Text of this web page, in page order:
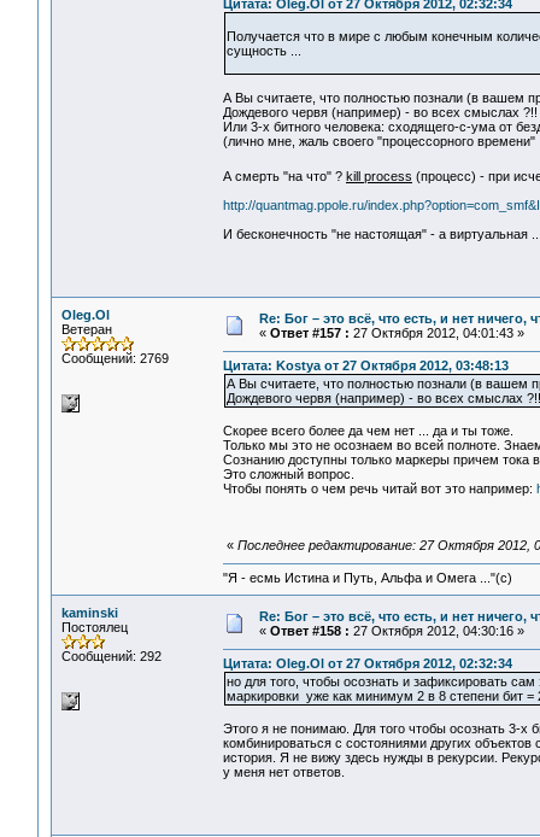
Цитата: Oleg.Ol от 27 Октября 2012, 02:32:34
Получается что в мире с любым конечным
сущность ...
А Вы считаете, что полностью познали (в вашем
Дождевого червя (например) - во всех смыслах ?!!
Или 3-х битного человека: cходящего-с-ума от
(лично мне, жаль своего "процессорного времени"
А смерть "на что" ? kill process (процесс) - при
http://quantmag.ppole.ru/
И бесконечность "не настоящая" - а виртуальная
Oleg.Ol
Ветеран
Сообщений: 2769
Re: Бог – это всё, что есть, и нет
« Ответ #157 : 27 Октября 2012, 04:01:43 »
Цитата: Kostya от 27 Октября 2012, 03:48:13
А Вы считаете, что полностью познали (в вашем
Дождевого червя (например) - во всех смыслах ?!!
Скорее всего более да чем нет ... да и ты тоже.
Только мы это не осознаем во всей полноте.
Сознанию доступны только маркеры причем тока
Это сложный вопрос.
Чтобы понять о чем речь читай вот это например:
« Последнее редактирование: 27 Октября 2012,
"Я - есмь Истина и Путь, Альфа и Омега ..."(с)
kaminski
Постоялец
Сообщений: 292
Re: Бог – это всё, что есть, и нет
« Ответ #158 : 27 Октября 2012, 04:30:16 »
Цитата: Oleg.Ol от 27 Октября 2012, 02:32:34
но для того, чтобы осознать и зафиксировать
маркировки уже как минимум 2 в 8 степени бит =
Этого я не понимаю. Для того чтобы осознать 3-х
комбинироваться с состояниями других
история. Я не вижу здесь нужды в рекурсии.
у меня нет ответов.